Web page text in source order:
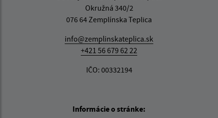
Okružná 340/2
076 64 Zemplínska Teplica
info@zemplinskateplica.sk
+421 56 679 62 22
IČO: 00332194
Informácie o stránke: